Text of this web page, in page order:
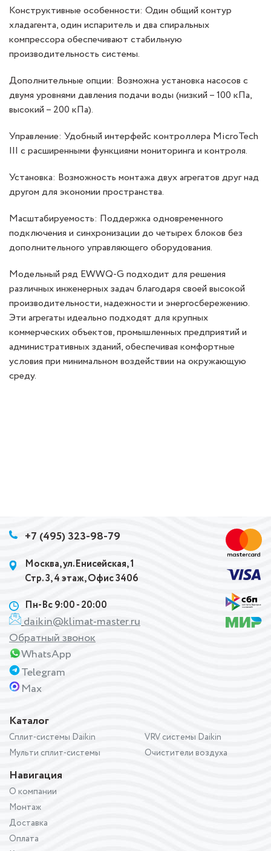
Конструктивные особенности: Один общий контур
хладагента, один испаритель и два спиральных
компрессора обеспечивают стабильную
производительность системы.
Дополнительные опции: Возможна установка насосов с
двумя уровнями давления подачи воды (низкий – 100 кПа,
высокий – 200 кПа).
Управление: Удобный интерфейс контроллера MicroTech
III с расширенными функциями мониторинга и контроля.
Установка: Возможность монтажа двух агрегатов друг над
другом для экономии пространства.
Масштабируемость: Поддержка одновременного
подключения и синхронизации до четырех блоков без
дополнительного управляющего оборудования.
Модельный ряд EWWQ-G подходит для решения
различных инженерных задач благодаря своей высокой
производительности, надежности и энергосбережению.
Эти агрегаты идеально подходят для крупных
коммерческих объектов, промышленных предприятий и
административных зданий, обеспечивая комфортные
условия при минимальном воздействии на окружающую
среду.
Каталог
Сплит-системы Daikin
Мульти сплит-системы
VRV системы Daikin
Очистители воздуха
Навигация
О компании
Монтаж
Доставка
Оплата
+7 (495) 323-98-79
Москва, ул.Енисейская, 1
Стр. 3, 4 этаж, Офис 3406
Пн-Вс 9:00 - 20:00
daikin@klimat-master.ru
Обратный звонок
WhatsApp
Telegram
Max